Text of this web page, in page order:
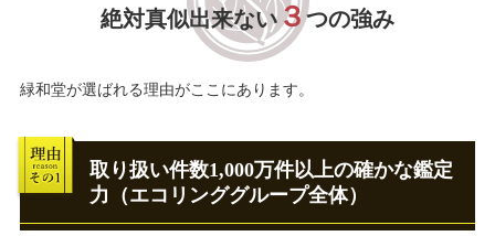
絶対真似出来ない ３つの強み
緑和堂が選ばれる理由がここにあります。
取り扱い件数1,000万件以上の確かな鑑定
力（エコリンググループ全体）